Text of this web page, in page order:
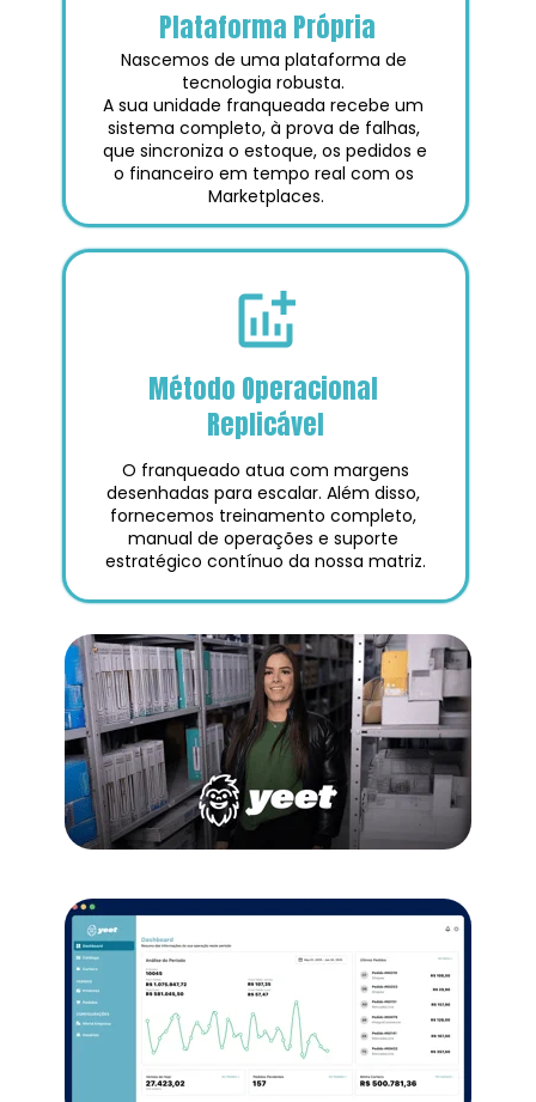
Plataforma Própria
Método Operacional
Replicável
Nascemos de uma plataforma de
tecnologia robusta.
A sua unidade franqueada recebe um
sistema completo, à prova de falhas,
que sincroniza o estoque, os pedidos e
o financeiro em tempo real com os
Marketplaces.
desenhadas para escalar. Além disso,
fornecemos treinamento completo,
manual de operações e suporte
estratégico contínuo da nossa matriz.